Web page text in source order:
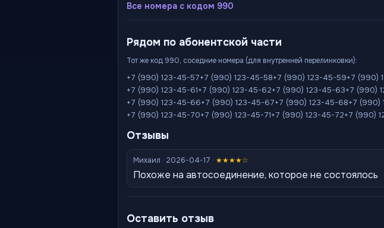
Все номера с кодом 990
Рядом по абонентской части
Тот же код 990, соседние номера (для внутренней перелинковки):
+7 (990) 123-45-57+7 (990) 123-45-58+7 (990) 123-45-59+7 (990)
+7 (990) 123-45-61+7 (990) 123-45-62+7 (990) 123-45-63+7 (990)
+7 (990) 123-45-66+7 (990) 123-45-67+7 (990) 123-45-68+7 (990)
+7 (990) 123-45-70+7 (990) 123-45-71+7 (990) 123-45-72+7 (990)
Отзывы
Михаил · 2026-04-17 · ★★★★☆
Похоже на автосоединение, которое не состоялось
Оставить отзыв